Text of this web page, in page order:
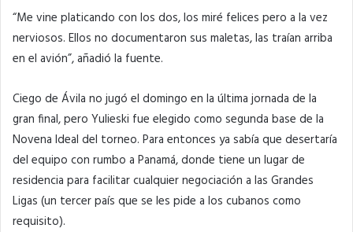
“Me vine platicando con los dos, los miré felices pero a la vez
nerviosos. Ellos no documentaron sus maletas, las traían arriba
en el avión”, añadió la fuente.
Ciego de Ávila no jugó el domingo en la última jornada de la
gran final, pero Yulieski fue elegido como segunda base de la
Novena Ideal del torneo. Para entonces ya sabía que desertaría
del equipo con rumbo a Panamá, donde tiene un lugar de
residencia para facilitar cualquier negociación a las Grandes
Ligas (un tercer país que se les pide a los cubanos como
requisito).